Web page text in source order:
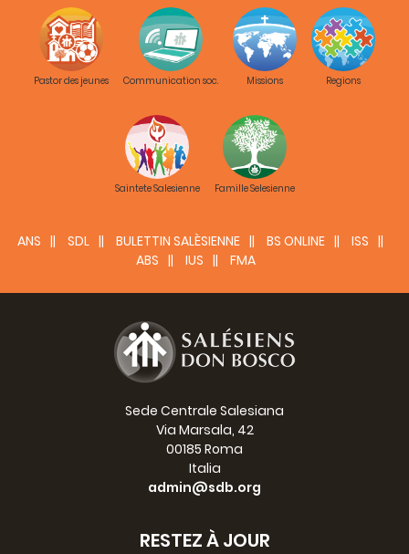
Pastor des jeunes Communication soc. Missions Regions
Saintete Salesienne Famille Selesienne
ANS SDL BULETTIN SALÈSIENNE BS ONLINE
ISS
ABS
IUS FMA
Sede Centrale Salesiana
Via Marsala, 42
00185 Roma
Italia
admin@sdb.org
RESTEZ À JOUR